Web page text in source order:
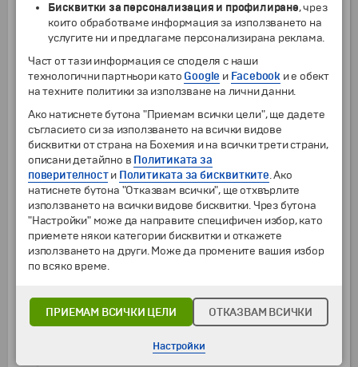
се емоция, изпълнено с вълнения пътешествие
в легендарната Арабска пустиня. Ще тръгнете
от вашия хотел с Toyota Landcruiser навътре
към пустинята, преминавайки през пясъчните
дюни. Ще пристигнете в бедуински лагер,
където ще имате възможност да опитате
боядисване на ръцете с къна и пушене на
наргиле. Залезът на слънцето, което хвърля
своето оранжево сияние върху пясъците, ще Ви
осигури незабравима гледка и възможност за
романтични снимки. Вечерта ще завърши с
вкусна вечеря на барбекю под приказното
пустинното небе, под звуците на арабска
музика и традиционни танци. Вечерята е на
блок маса с обилни салати, ястия, десерти и
безалкохолни напитки (бирата и алкохолните
напитки се заплащат допълнително). Вечерта
Нощувка.
ВАЖНО: ПОРЕДНОСТТА НА ПРОВЕЖДАНЕ НА
Бисквитки за персонализация и профилиране, чрез
които обработваме информация за използването на
услугите ни и предлагаме персонализирана реклама.
Част от тази информация се споделя с наши
технологични партньори като Google и Facebook и е обект
на техните политики за използване на лични данни.
Ако натиснете бутона "Приемам всички цели", ще дадете
съгласието си за използването на всички видове
бисквитки от страна на Бохемия и на всички трети страни,
описани детайлно в Политиката за
поверителности Политиката за бисквитките. Ако
натиснете бутона "Отказвам всички", ще отхвърлите
използването на всички видове бисквитки. Чрез бутона
"Настройки" може да направите специфичен избор, като
приемете някои категории бисквитки и откажете
използването на други. Може да промените вашия избор
по всяко време.
ПРИЕМАМ ВСИЧКИ ЦЕЛИ ОТКАЗВАМ ВСИЧКИ
Настройки